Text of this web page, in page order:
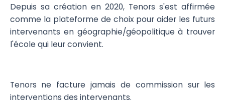
Depuis sa création en 2020, Tenors s'est affirmée
comme la plateforme de choix pour aider les futurs
intervenants en géographie/géopolitique à trouver
l'école qui leur convient.
Tenors ne facture jamais de commission sur les
interventions des intervenants.